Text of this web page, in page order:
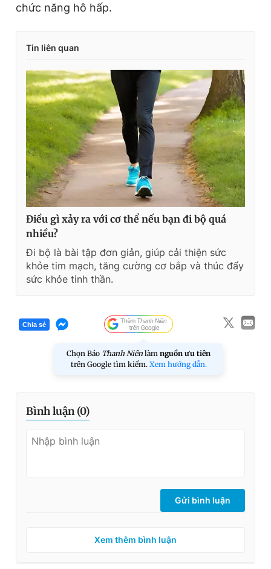
chức năng hô hấp.
Tin liên quan
Điều gì xảy ra với cơ thể nếu bạn đi bộ quá
nhiều?
Đi bộ là bài tập đơn giản, giúp cải thiện sức
khỏe tim mạch, tăng cường cơ bắp và thúc đẩy
sức khỏe tinh thần.
Chia sẻ
Chọn Báo Thanh Niên làm nguồn ưu tiên
trên Google tìm kiếm. Xem hướng dẫn.
Bình luận (0)
Gửi bình luận
Xem thêm bình luận